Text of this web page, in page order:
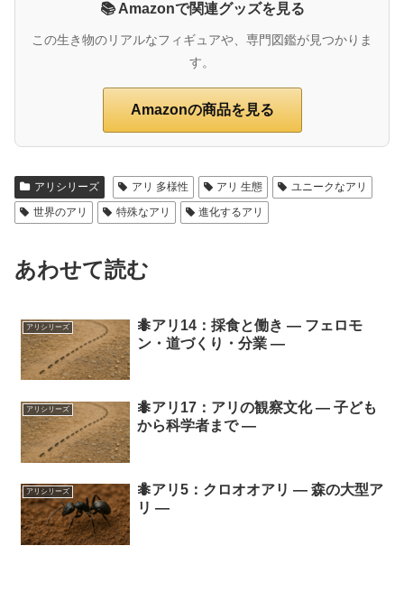
📚 Amazonで関連グッズを見る
この生き物のリアルなフィギュアや、専門図鑑が見つかりま
す。
Amazonの商品を見る
アリシリーズ アリ 多様性 アリ 生態
ユニークなアリ
世界のアリ
特殊なアリ 進化するアリ
あわせて読む
アリシリーズ
🐜アリ14：採食と働き ― フェロモ
ン・道づくり・分業 ―
アリシリーズ
🐜アリ17：アリの観察文化 ― 子ども
から科学者まで ―
アリシリーズ
🐜アリ5：クロオオアリ ― 森の大型ア
リ ―